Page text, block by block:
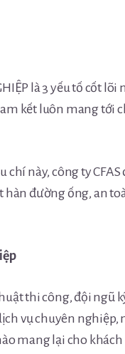
là 3 yếu tố cốt
kết luôn mang tới
này, công ty
hàn đường ống, an
thi công, đội ngũ
vụ chuyên
mang lại cho